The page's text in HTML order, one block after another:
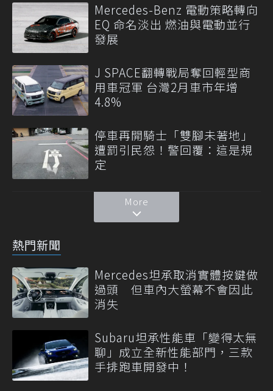
Mercedes-Benz 電動策略轉向
EQ 命名淡出 燃油與電動並行
發展
J SPACE翻轉戰局奪回輕型商
用車冠軍 台灣2月車市年增
4.8%
停車再開騎士「雙腳未著地」
遭罰引民怨！警回覆：這是規
定
More
熱門新聞
Mercedes坦承取消實體按鍵做
過頭 但車內大螢幕不會因此
消失
Subaru坦承性能車「變得太無
聊」成立全新性能部門，三款
手排跑車開發中！